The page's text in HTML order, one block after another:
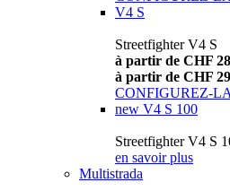
V4 S
Streetfighter V4 S
à partir de CHF
à partir de CHF
CONFIGUREZ-LA
new V4 S 100
Streetfighter V4 S
en savoir plus
Multistrada